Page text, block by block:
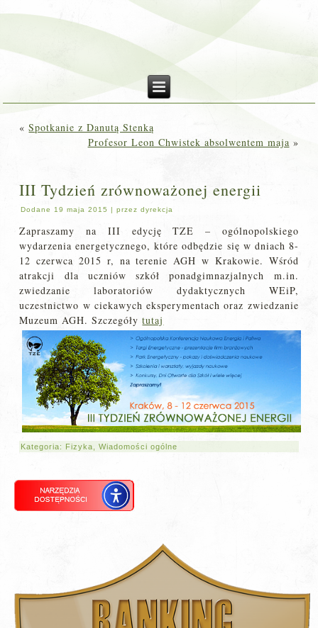
«Spotkanie z Danutą Stenką
Profesor Leon Chwistek absolwentem maja »
III Tydzień zrównoważonej energii
Dodane 19 maja 2015 |przez dyrekcja
Zapraszamy na III edycję TZE – ogólnopolskiego
wydarzenia energetycznego, które odbędzie się w dniach 8-
12 czerwca 2015 r, na terenie AGH w Krakowie. Wśród
atrakcji dla uczniów szkół ponadgimnazjalnych m.in.
zwiedzanie laboratoriów dydaktycznych WEiP,
uczestnictwo w ciekawych eksperymentach oraz zwiedzanie
Muzeum AGH. Szczegółytutaj
Kategoria: Fizyka ,Wiadomości ogólne